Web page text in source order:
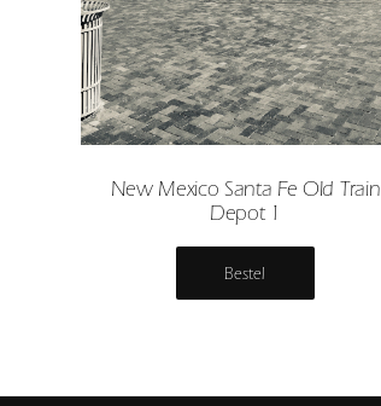
New Mexico Santa Fe Old Train
Depot 1
Bestel